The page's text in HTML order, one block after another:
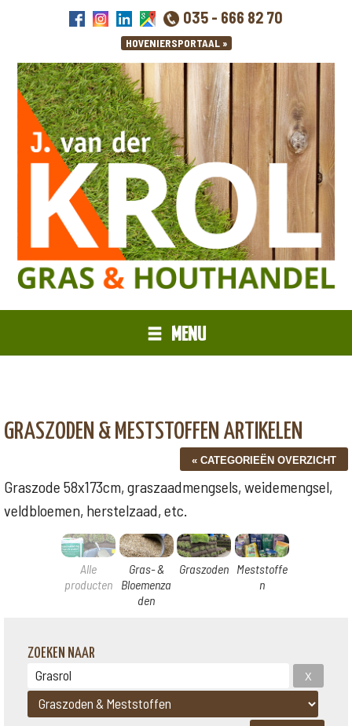
035 - 666 82 70
MENU
GRASZODEN & MESTSTOFFEN ARTIKELEN
Graszode 58x173cm, graszaadmengsels, weidemengsel,
veldbloemen, herstelzaad, etc.
Alle
producten
Gras- &
Bloemenza
den
Graszoden Meststoffe
n
ZOEKEN NAAR